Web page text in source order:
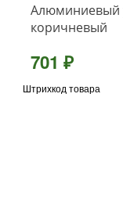
Алюминиевый
коричневый
701 ₽
Штрихкод товара